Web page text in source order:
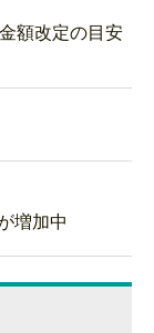
額改定の目安
増加中